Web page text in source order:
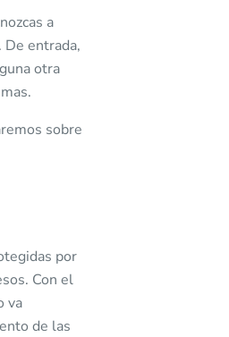
a
De entrada,
otra
sobre
por
Con el
va
de las